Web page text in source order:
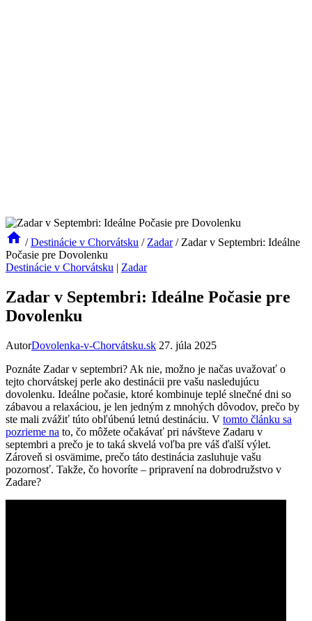
/ Destinácie v Chorvátsku / Zadar / Zadar v Septembri: Ideálne
Počasie pre Dovolenku
Destinácie v Chorvátsku | Zadar
Zadar v Septembri: Ideálne Počasie pre
Dovolenku
AutorDovolenka-v-Chorvátsku.sk 27. júla 2025
Poznáte Zadar v septembri? Ak nie, možno je načas uvažovať o
tejto chorvátskej perle ako destinácii pre vašu nasledujúcu
dovolenku. Ideálne počasie, ktoré kombinuje teplé slnečné dni so
zábavou a relaxáciou, je len jedným z mnohých dôvodov, prečo by
ste mali zvážiť túto obľúbenú letnú destináciu. V tomto článku sa
pozrieme na to, čo môžete očakávať pri návšteve Zadaru v
septembri a prečo je to taká skvelá voľba pre váš ďalší výlet.
Zároveň si osvämime, prečo táto destinácia zasluhuje vašu
pozornosť. Takže, čo hovoríte – pripravení na dobrodružstvo v
Zadare?